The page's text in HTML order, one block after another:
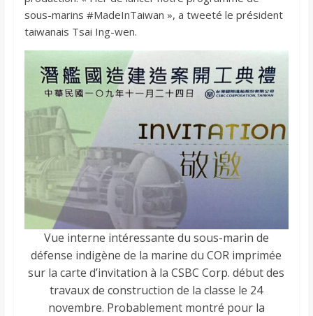
sous-marins #MadeInTaiwan », a tweeté le président
taiwanais Tsai Ing-wen.
Vue interne intéressante du sous-marin de
défense indigène de la marine du COR imprimée
sur la carte d’invitation à la CSBC Corp. début des
travaux de construction de la classe le 24
novembre. Probablement montré pour la